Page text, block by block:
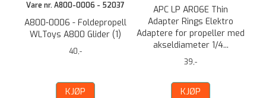
Vare nr. A800-0006 - 52037
A800-0006 - Foldepropell
WLToys A800 Glider (1)
40,-
KJØP
APC LP AR06E Thin
Adapter Rings Elektro
Adaptere for propeller med
akseldiameter 1/4...
39,-
KJØP